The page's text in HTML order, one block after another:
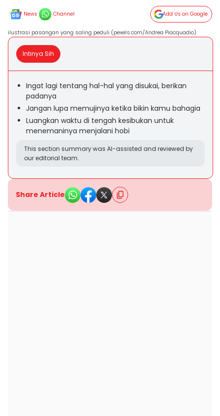
News Channel Add Us on Google
ilustrasi pasangan yang saling peduli (pexels.com/Andrea Piacquadio)
Intinya Sih
Ingat lagi tentang hal-hal yang disukai, berikan
padanya
Jangan lupa memujinya ketika bikin kamu bahagia
Luangkan waktu di tengah kesibukan untuk
menemaninya menjalani hobi
This section summary was AI-assisted and reviewed by
our editorial team.
Share Article